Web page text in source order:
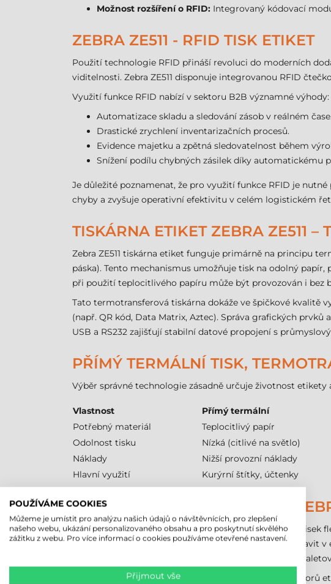
Možnost rozšíření o RFID: Integrovaný kódovací
ZEBRA ZE511 - RFID TISK ETIKET
Použití technologie RFID přináší revoluci do moderních
viditelnosti. Zebra ZE511 disponuje integrovanou RFID
Využití funkce RFID nabízí v sektoru B2B významné výhody:
Automatizace skladu a sledování zásob v reálném čase.
Drastické zrychlení inventarizačních procesů.
Evidence majetku a zpětná sledovatelnost během
Snížení podílu chybných zásilek díky automatickému
Je důležité poznamenat, že pro využití funkce RFID je
chyby a zvyšuje operativní efektivitu v celém logistickém
TISKÁRNA ETIKET ZEBRA ZE511
Zebra ZE511 tiskárna etiket funguje primárně na principu
páska). Tento mechanismus umožňuje tisk na odolný
při použití teplocitlivého papíru může být provozován i bez
Tato termotransferová tiskárna dokáže ve špičkové kvalitě
(např. QR kód, Data Matrix, Aztec). Správa grafických prvků
USB a RS232 zajišťují stabilní datové propojení s
PŘÍMÝ TERMÁLNÍ TISK,
Výběr správné technologie zásadně určuje životnost
Vlastnost Přímý termální
Potřebný materiál
Teplocitlivý papír
Odolnost tisku
Nízká (citlivé na světlo)
Náklady
Nižší provozní náklady
Hlavní využití
Kurýrní štítky, účtenky
TISKÁRNA ČÁROVÝCH KÓDŮ
Při navrhování Zebra ZE511 bylo jedním z hlavních
tisku je 104 mm. Výšku potisknutelných etiket lze nastavit
značek na součástky i velkých logistických etiket pro
O přesné polohování se stará nastavitelný systém senzorů
POUŽÍVÁME COOKIES
Můžeme je umístit pro analýzu našich údajů o návštěvnících, pro zlepšení
našeho webu, ukázání personalizovaného obsahu a pro poskytnutí skvělého
zážitku z webu. Pro více informací o cookies používáme otevřené nastavení.
Přijmout vše